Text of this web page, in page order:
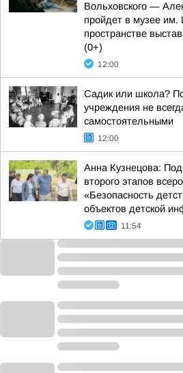
Вольховского —
пройдет в музее им.
пространстве
(0+)
12:00
Садик или школа?
учреждения не
самостоятельными
12:00
Анна Кузнецова:
второго этапов
«Безопасность
объектов детской
11:54